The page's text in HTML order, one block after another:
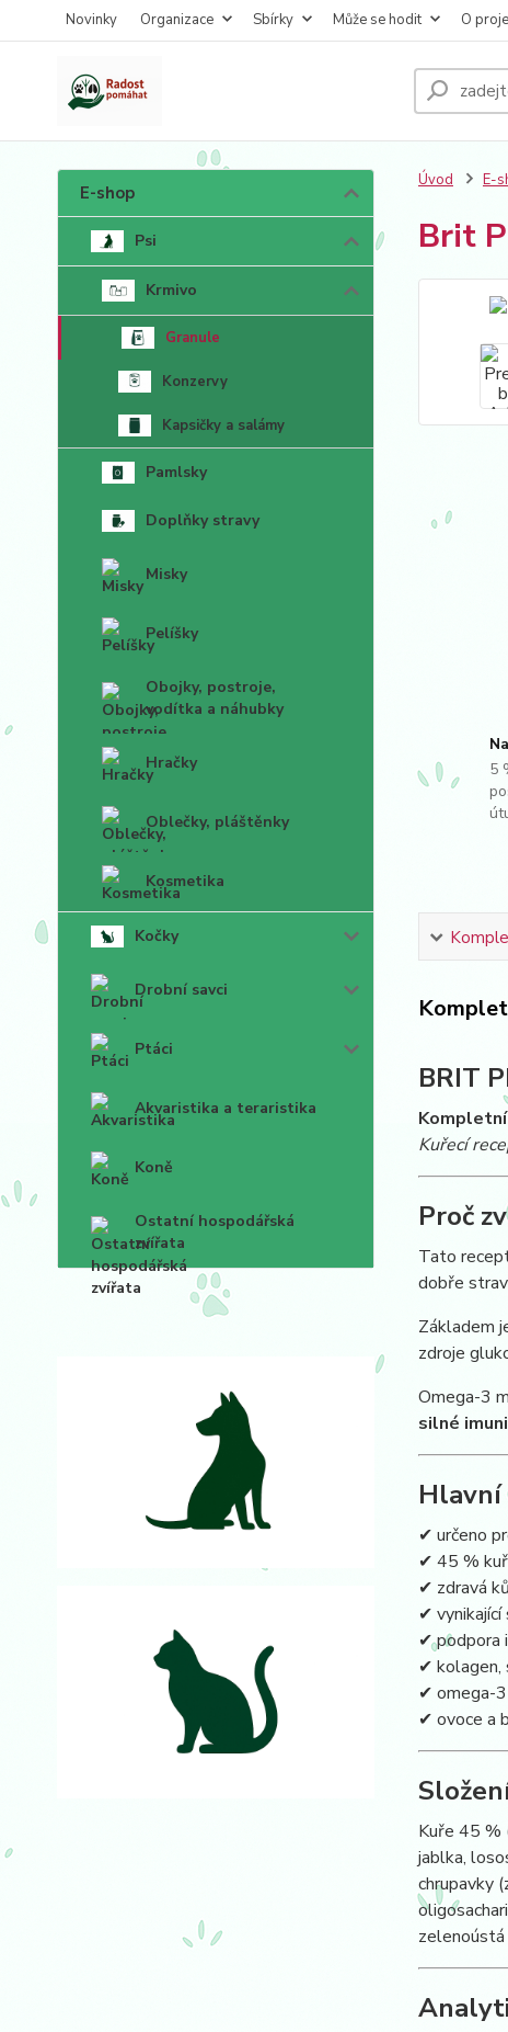
Novinky Organizace Sbírky Může se hodit O
E-shop
Psi
Krmivo
Granule
Konzervy
Kapsičky a salámy
Pamlsky
Doplňky stravy
Misky
Pelíšky
Obojky, postroje,
vodítka a náhubky
Hračky
Oblečky, pláštěnky
Kosmetika
Kočky
Drobní savci
Ptáci
Akvaristika a teraristika
Koně
Ostatní hospodářská
zvířata
Úvod E-
Brit
5
BRIT
Kuřecí
Proč
Tato
dobře
Základem
zdroje
Omega-3
silné
✔ určeno
✔ 45 %
✔ zdravá
✔
✔ podpora
✔ kolagen,
✔ omega-
✔ ovoce a
Kuře 45 %
jablka,
chrupavky